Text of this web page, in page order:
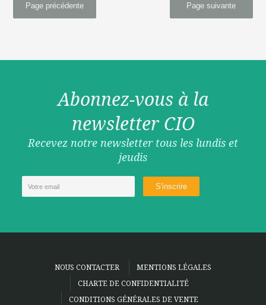
Page suivante
Page précédente
Abonnez-vous à la
newsletter CIO
Recevez notre newsletter tous les lundis et
jeudis
NOUS CONTACTER
MENTIONS LÉGALES
CHARTE DE CONFIDENTIALITÉ
CONDITIONS GÉNÉRALES DE VENTE